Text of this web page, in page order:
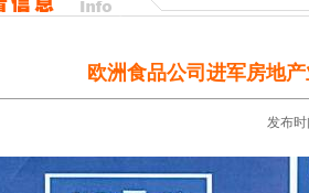
欧洲食品公司进军房地
发布时